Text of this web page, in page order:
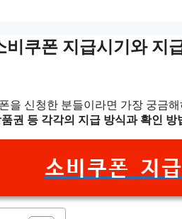
비쿠폰 지급시기와 지
을 신청한 분들이라면 가장 궁금
권 등 각각의 지급 방식과 확인
소비쿠폰 지